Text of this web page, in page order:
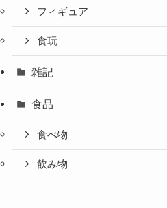
フィギュア
食玩
雑記
食品
食べ物
飲み物